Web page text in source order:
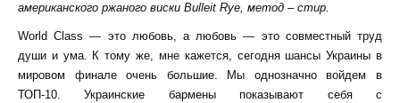
американского ржаного виски Bulleit Rye, метод – стир.
World Class — это любовь, а любовь — это совместный труд
души и ума. К тому же, мне кажется, сегодня шансы Украины в
мировом финале очень большие. Мы однозначно войдем в
ТОП-10. Украинские бармены показывают себя с